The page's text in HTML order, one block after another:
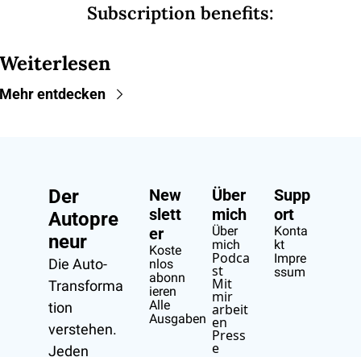
Subscription benefits:
Weiterlesen
Mehr entdecken
Der
Autopre
neur
Die Auto-
Transforma
tion
verstehen.
Jeden
New
slett
er
Koste
nlos
abonn
ieren
Alle
Ausgaben
Über
mich
Über
mich
Podca
st
Mit
mir
arbeit
en
Press
e
Supp
ort
Konta
kt
Impre
ssum